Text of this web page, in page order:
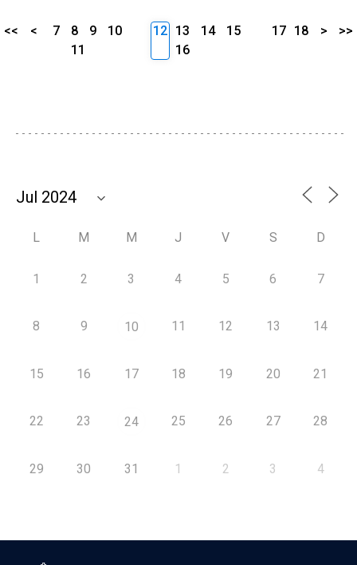
<< < 7 8 9
10
11
12 13 14
15
16
17 18 > >>
L M M J V S D
1 2 3 4 5 6 7
8 9 10 11 12 13 14
15 16 17 18 19 20 21
22 23 24 25 26 27 28
29 30 31 1 2 3 4